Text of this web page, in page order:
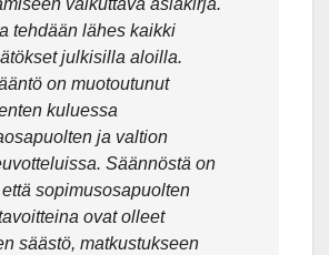
vaikuttava asiakirja.
tehdään lähes kaikki
julkisilla aloilla.
on muotoutunut
kuluessa
ja valtion
Säännöstä on
sopimusosapuolten
ovat olleet
säästö, matkustukseen